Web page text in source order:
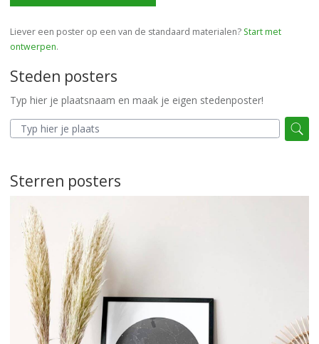
Liever een poster op een van de standaard materialen? Start met
ontwerpen.
Steden posters
Typ hier je plaatsnaam en maak je eigen stedenposter!
Sterren posters